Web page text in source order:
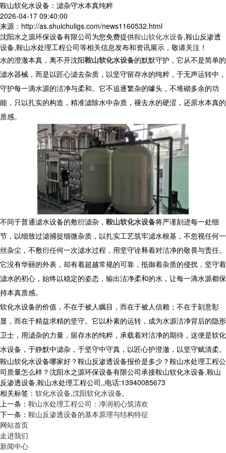
鞍山软化水设备：滤杂守水本真纯粹
2026-04-17 09:40:00
来源：http://as.shuichuligs.com/news1160532.html
沈阳水之源环保设备有限公司为您免费提供鞍山软化水设备,鞍山反渗透
设备,鞍山水处理工程公司等相关信息发布和资讯展示，敬请关注！
水的澄澈本真，离不开沈阳鞍山软化水设备的默默守护，它从不是简单的
滤水器械，而是以匠心滤去杂质，以坚守留存水的纯粹，于无声运转中，
守护每一滴水源的洁净与柔和。它不追逐繁杂的噱头，不堆砌多余的功
能，只以扎实的构造，精准滤除水中杂质，褪去水的硬涩，还原水本真的
质感。
不同于普通滤水设备的敷衍滤杂， 鞍山软化水设备将严谨刻进每一处细
节，以细致过滤捕捉细微杂质，以扎实工艺筑牢滤水根基，不忽视任何一
丝杂尘，不敷衍任何一次滤水过程，用坚守诠释着对洁净的敬畏与责任。
它没有华丽的外表，却有着超越常规的可靠，抵御着杂质的侵扰，坚守着
滤水的初心，始终以稳定的姿态，输出洁净柔和的水，让每一滴水源都保
持本真质感。
软化水设备的价值，不在于被人瞩目，而在于被人信赖；不在于刻意彰
显，而在于精益求精的坚守。它以朴素的运转，成为水源洁净背后的隐形
卫士，用滤杂的力量，留存水的纯粹，承载着对洁净的期待，这便是软化
水设备，于静默中滤杂，于坚守中守真，以匠心护澄澈，以坚守赋清柔。
鞍山软化水设备哪家好？鞍山反渗透设备报价是多少？鞍山水处理工程公
司质量怎么样？沈阳水之源环保设备有限公司承接鞍山软化水设备,鞍山
反渗透设备,鞍山水处理工程公司,,电话:13940085673
相关标签： 软化水设备,沈阳软化水设备,
上一条： 鞍山水处理工程公司：净润初心筑清欢
下一条： 鞍山反渗透设备的基本原理与结构特征
网站首页
走进我们
新闻中心